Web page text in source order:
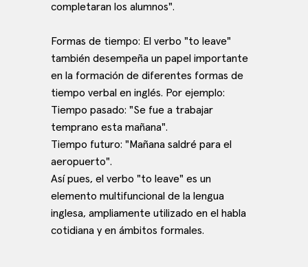
completaran los alumnos".
Formas de tiempo: El verbo "to leave"
también desempeña un papel importante
en la formación de diferentes formas de
tiempo verbal en inglés. Por ejemplo:
Tiempo pasado: "Se fue a trabajar
temprano esta mañana".
Tiempo futuro: "Mañana saldré para el
aeropuerto".
Así pues, el verbo "to leave" es un
elemento multifuncional de la lengua
inglesa, ampliamente utilizado en el habla
cotidiana y en ámbitos formales.